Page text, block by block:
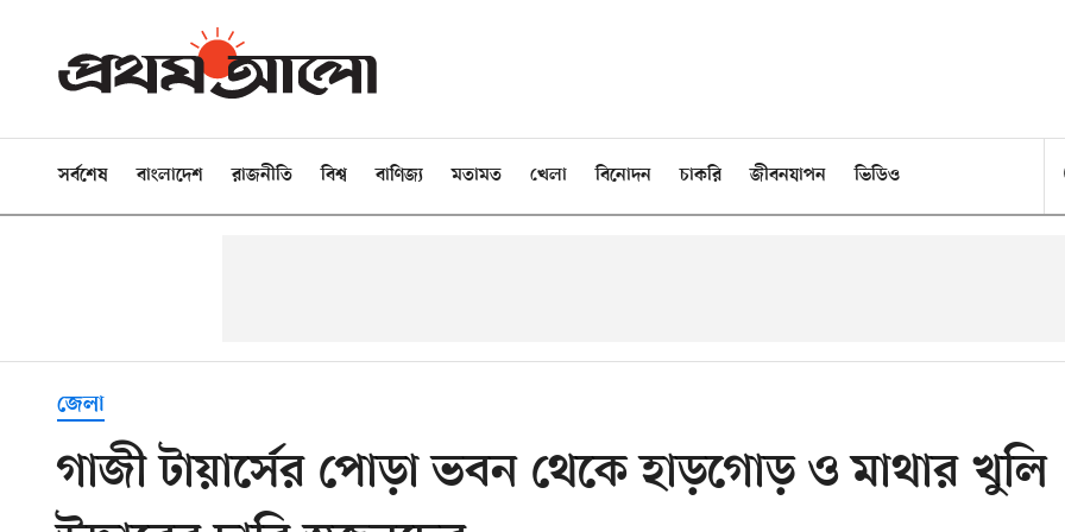
সর্বশেষ বাংলাদেশ রাজনীতি বিশ্ব বাণিজ্য মতামত খেলা বিনোদন চাকরি জীবনযাপন ভিডিও
জেলা
গাজী টায়ার্সের পোড়া ভবন থেকে হাড়গোড় ও মাথার খুলি